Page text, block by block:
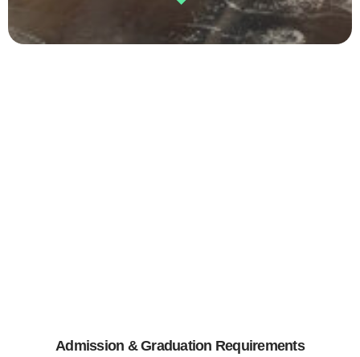
Admission & Graduation Requirements